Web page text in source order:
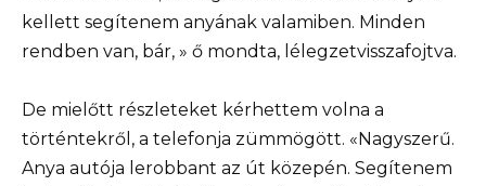
kellett segítenem anyának valamiben. Minden
rendben van, bár, » ő mondta, lélegzetvisszafojtva.
De mielőtt részleteket kérhettem volna a
történtekről, a telefonja zümmögött. «Nagyszerű.
Anya autója lerobbant az út közepén. Segítenem